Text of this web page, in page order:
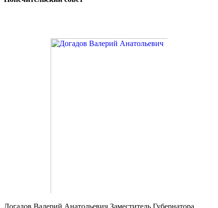
Догадов Валерий Анатольевич Заместитель Губернатора